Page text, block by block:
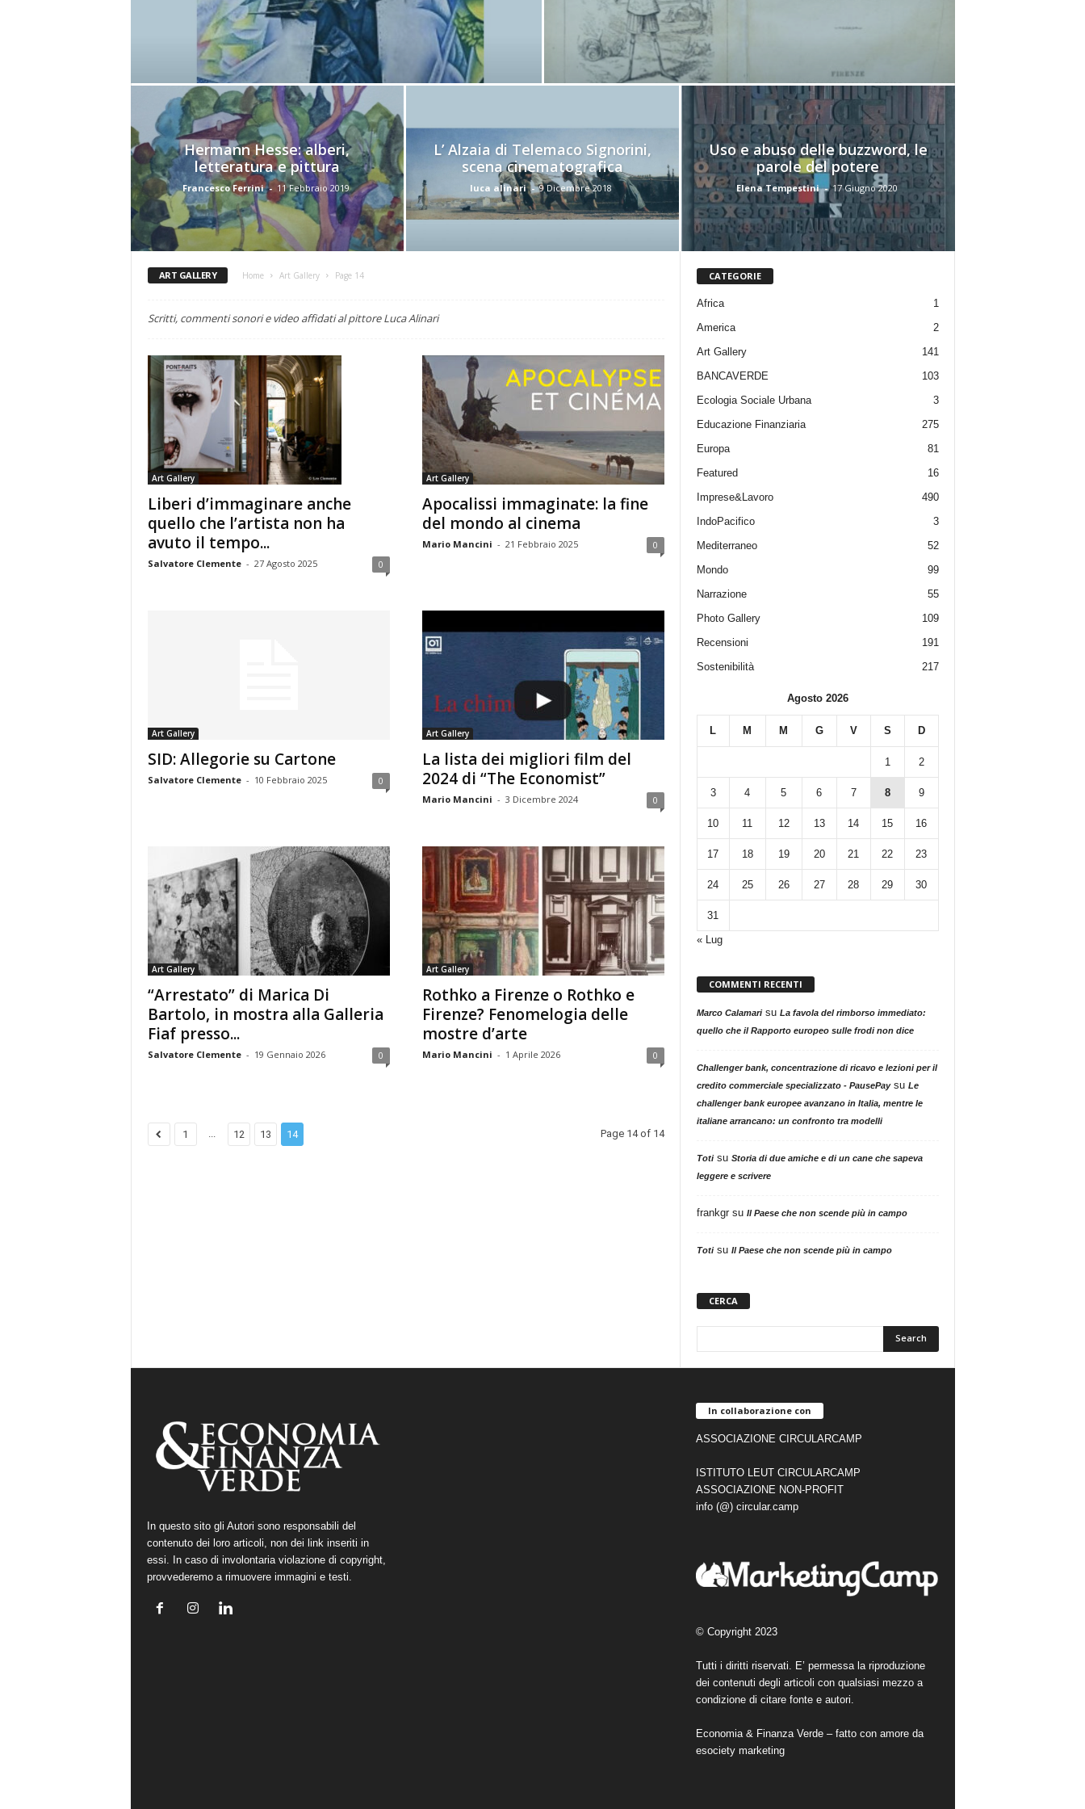
Hermann Hesse: alberi,
letteratura e pittura
Francesco Ferrini - 11 Febbraio 2019
L’ Alzaia di Telemaco Signorini,
scena cinematografica
luca alinari - 9 Dicembre 2018
Uso e abuso delle buzzword, le
parole del potere
Elena Tempestini - 17 Giugno 2020
ART GALLERY Home Art Gallery Page 14
Scritti, commenti sonori e video affidati al pittore Luca Alinari
Art Gallery
Liberi d’immaginare anche
quello che l’artista non ha
avuto il tempo...
Salvatore Clemente - 27 Agosto 2025 0
Art Gallery
Apocalissi immaginate: la fine
del mondo al cinema
Mario Mancini - 21 Febbraio 2025 0
Art Gallery
SID: Allegorie su Cartone
Salvatore Clemente - 10 Febbraio 2025 0
Art Gallery
La lista dei migliori film del
2024 di “The Economist”
Mario Mancini - 3 Dicembre 2024 0
Art Gallery
“Arrestato” di Marica Di
Bartolo, in mostra alla Galleria
Fiaf presso...
Salvatore Clemente - 19 Gennaio 2026 0
Art Gallery
Rothko a Firenze o Rothko e
Firenze? Fenomelogia delle
mostre d’arte
Mario Mancini - 1 Aprile 2026 0
1 ... 12 13 14 Page 14 of 14
CATEGORIE
Africa
1
America
2
Art Gallery
141
BANCAVERDE
103
Ecologia Sociale Urbana
3
Educazione Finanziaria
275
Europa
81
Featured
16
Imprese&Lavoro
490
IndoPacifico
3
Mediterraneo
52
Mondo
99
Narrazione
55
Photo Gallery
109
Recensioni
191
Sostenibilità
217
Agosto 2026
L M M G V S D
1 2
3 4 5 6 7 8 9
10 11 12 13 14 15 16
17 18 19 20 21 22 23
24 25 26 27 28 29 30
31
« Lug
COMMENTI RECENTI
Marco Calamarisu La favola del rimborso immediato:
quello che il Rapporto europeo sulle frodi non dice
Challenger bank, concentrazione di ricavo e lezioni per il
credito commerciale specializzato - PausePaysu Le
challenger bank europee avanzano in Italia, mentre le
italiane arrancano: un confronto tra modelli
Totisu Storia di due amiche e di un cane che sapeva
leggere e scrivere
frankgrsu Il Paese che non scende più in campo
Totisu Il Paese che non scende più in campo
CERCA
In questo sito gli Autori sono responsabili del
contenuto dei loro articoli, non dei link inseriti in
essi. In caso di involontaria violazione di copyright,
provvederemo a rimuovere immagini e testi.
In collaborazione con
ASSOCIAZIONE CIRCULARCAMP
ISTITUTO LEUT CIRCULARCAMP
ASSOCIAZIONE NON-PROFIT
info (@) circular.camp
© Copyright 2023
Tutti i diritti riservati. E’ permessa la riproduzione
dei contenuti degli articoli con qualsiasi mezzo a
condizione di citare fonte e autori.
Economia & Finanza Verde – fatto con amore da
esociety marketing